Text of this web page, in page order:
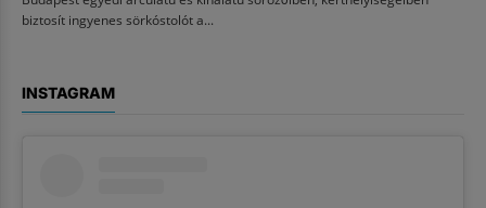
biztosít ingyenes sörkóstolót a...
INSTAGRAM